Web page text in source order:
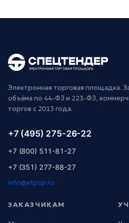
Электронная торговая площадка.
объёма по 44-ФЗ и 223-ФЗ,
торгов с 2013 года.
+7 (495) 275-26-22
+7 (800) 511-81-27
+7 (351) 277-88-27
info@etpsp.ru
ЗАКАЗЧИКАМ